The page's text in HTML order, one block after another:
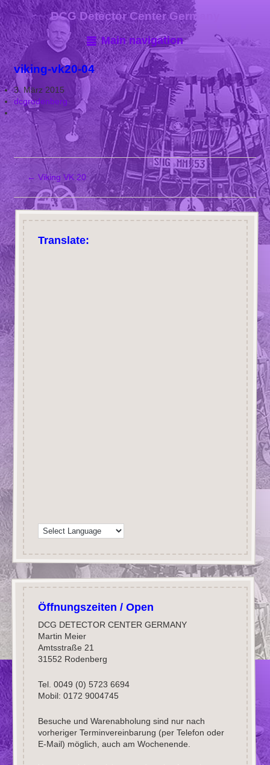
DCG Detector Center Germany
Main navigation
viking-vk20-04
3. März 2015
dcgrodenberg
← Viking VK 20
Translate:
Öffnungszeiten / Open
DCG DETECTOR CENTER GERMANY
Martin Meier
Amtsstraße 21
31552 Rodenberg
Tel. 0049 (0) 5723 6694
Mobil: 0172 9004745
Besuche und Warenabholung sind nur nach
vorheriger Terminvereinbarung (per Telefon oder
E-Mail) möglich, auch am Wochenende.